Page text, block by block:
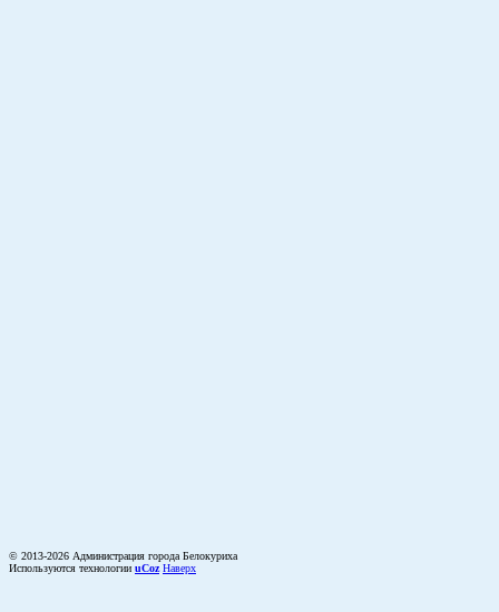
© 2013-2026 Администрация города Белокуриха
Используются технологии uCoz Наверх